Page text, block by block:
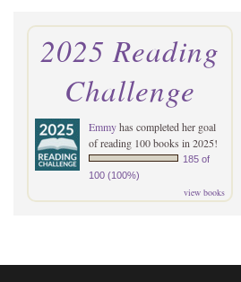
2025 Reading
Challenge
Emmyhas completed her goal
of reading 100 books in 2025!
185 of
100 (100%)
view books